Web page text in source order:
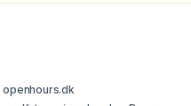
openhours.dk